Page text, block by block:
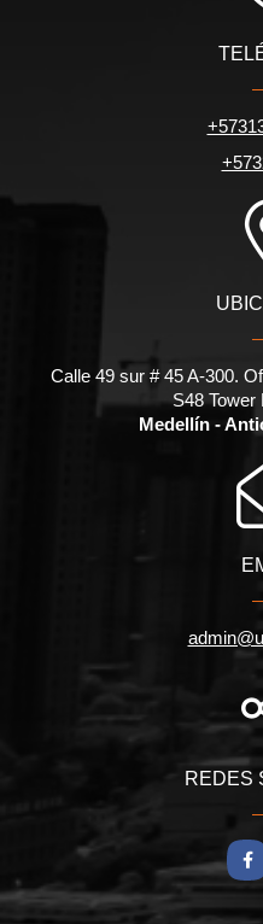
Calle 49 sur # 45 A-300.
S48 Tower
Medellín -
REDES